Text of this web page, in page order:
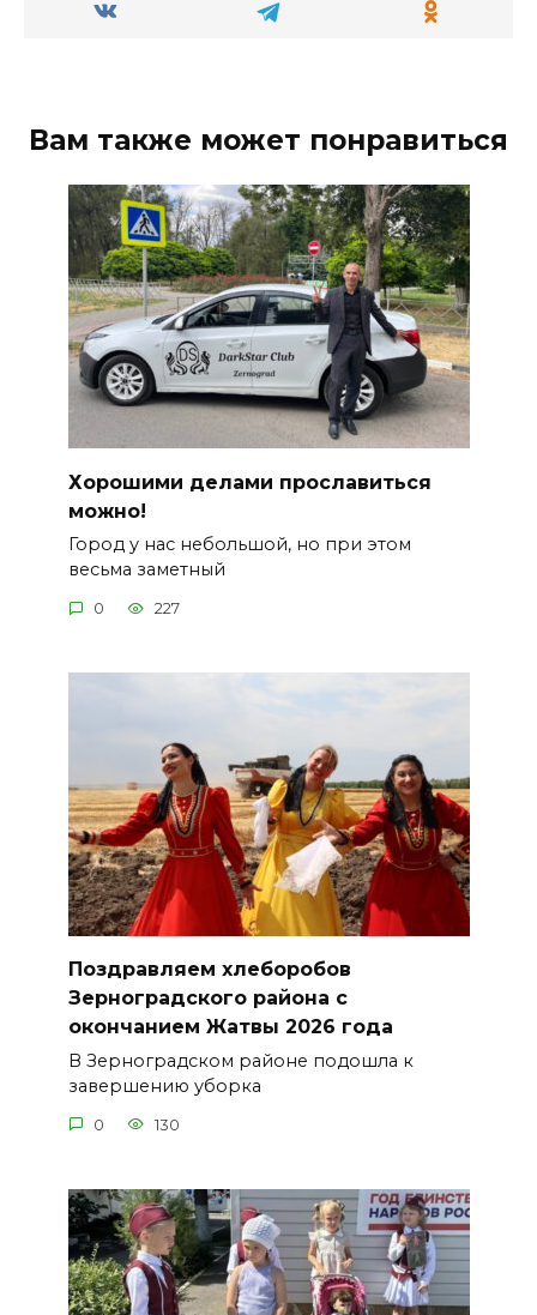
Вам также может понравиться
Хорошими делами прославиться
можно!
Город у нас небольшой, но при этом
весьма заметный
0 227
Поздравляем хлеборобов
Зерноградского района с
окончанием Жатвы 2026 года
В Зерноградском районе подошла к
завершению уборка
0 130